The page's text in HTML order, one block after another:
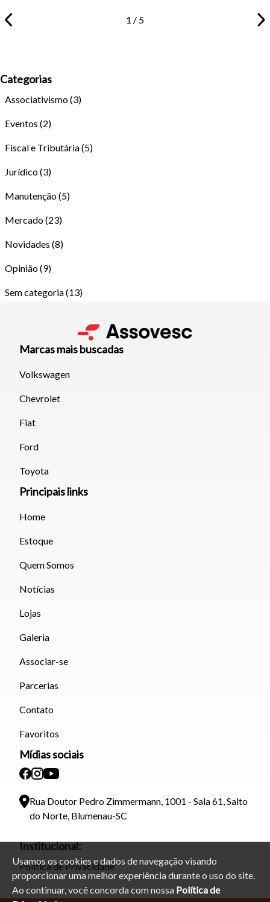
Usamos os cookies e dados de navegação visando
proporcionar uma melhor experiência durante o uso do site.
Ao continuar, você concorda com nossa Política de
Para aumentar ou diminuir a fonte em nosso site, utilize os
atalhos Ctrl+ (para aumentar) e Ctrl- (para diminuir) no seu
1 / 5
Categorias
Associativismo(3)
Eventos (2)
Fiscal e Tributária(5)
Jurídico(3)
Manutenção(5)
Mercado(23)
Novidades (8)
Opinião(9)
Sem categoria(13)
Marcas mais buscadas
Volkswagen
Chevrolet
Fiat
Ford
Toyota
Principais links
Home
Estoque
Quem Somos
Notícias
Lojas
Galeria
Associar-se
Parcerias
Contato
Favoritos
Mídias sociais
Rua Doutor Pedro Zimmermann, 1001 - Sala 61, Salto
do Norte, Blumenau-SC
Institucional:
Política de Privacidade